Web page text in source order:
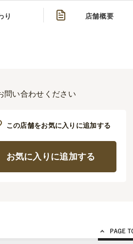
り 店舗概要
問い合わせください
この店舗をお気に入りに追加する
お気に入りに追加する